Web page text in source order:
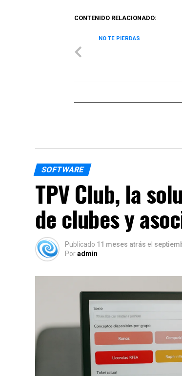
CONTENIDO RELACIONADO:
NO TE PIERDAS
SOFTWARE
TPV Club, la
de clubes y
Publicado 11 meses atrás el
Poradmin